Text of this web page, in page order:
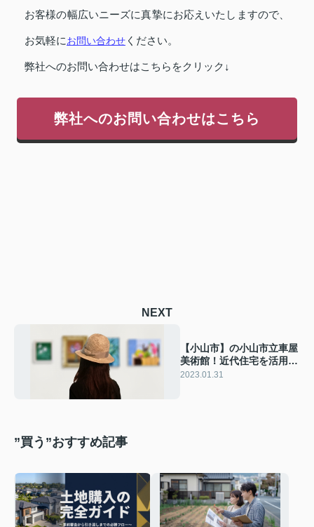
お客様の幅広いニーズに真摯にお応えいたしますので、
お気軽にお問い合わせ ください。
弊社へのお問い合わせはこちらをクリック↓
弊社へのお問い合わせはこちら
NEXT
【小山市】の小山市立車屋
美術館！近代住宅を活用し
た美しいギャラリー
2023.01.31
”買う”おすすめ記事